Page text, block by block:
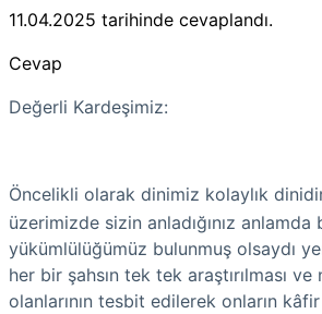
11.04.2025 tarihinde cevaplandı.
Cevap
Değerli Kardeşimiz:
Öncelikli olarak dinimiz kolaylık
üzerimizde sizin anladığınız anlamda
yükümlülüğümüz bulunmuş olsaydı
her bir şahsın tek tek araştırılması
olanlarının tesbit edilerek onların